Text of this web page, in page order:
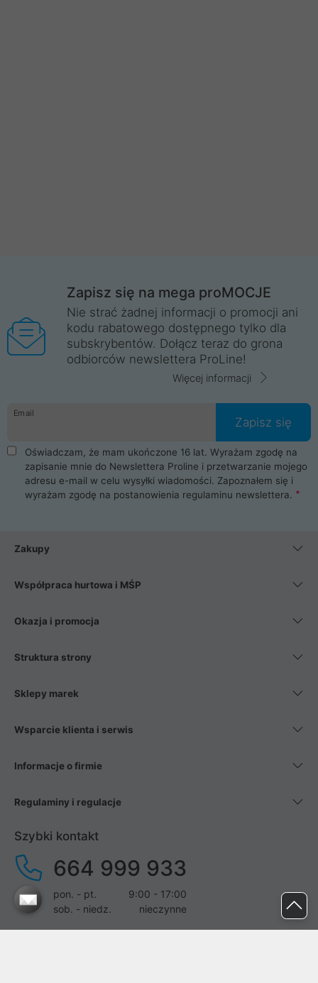
Zapisz się na mega proMOCJE
Nie strać żadnej informacji o promocji ani
kodu rabatowego dostępnego tylko dla
subskrybentów. Dołącz teraz do grona
odbiorców newslettera ProLine!
Więcej informacji
Email
Zapisz się
Oświadczam, że mam ukończone 16 lat. Wyrażam zgodę na
zapisanie mnie do Newslettera Proline i przetwarzanie mojego
adresu e-mail w celu wysyłki wiadomości. Zapoznałem się i
wyrażam zgodę na postanowienia regulaminu newslettera.
Zakupy
Współpraca hurtowa i MŚP
Okazja i promocja
Struktura strony
Sklepy marek
Wsparcie klienta i serwis
Informacje o firmie
Regulaminy i regulacje
Szybki kontakt
664 999 933
pon. - pt.
9:00 - 17:00
sob. - niedz.
nieczynne